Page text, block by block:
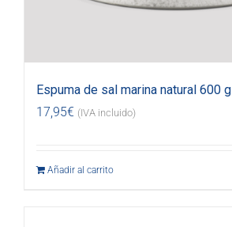
Espuma de sal marina natural 600 g
17,95€ (IVA incluido)
Añadir al carrito